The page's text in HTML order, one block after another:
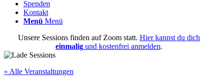
Spenden
Kontakt
Menü Menü
Unsere Sessions finden auf Zoom statt. Hier kannst du dich
einmalig und kostenfrei anmelden.
« Alle Veranstaltungen